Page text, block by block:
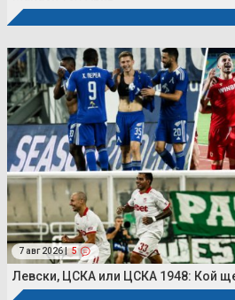
7 авг 2026 | 5
Левски, ЦСКА или ЦСКА 1948: Кой